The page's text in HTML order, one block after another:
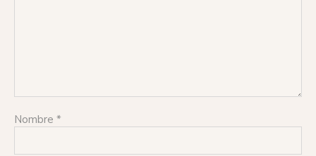
Nombre *